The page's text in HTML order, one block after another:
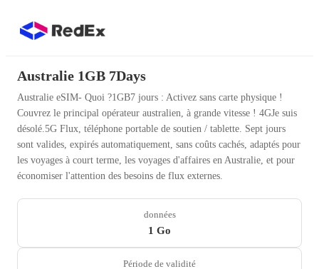
Australie 1GB 7Days
Australie eSIM- Quoi ?1GB7 jours : Activez sans carte physique !
Couvrez le principal opérateur australien, à grande vitesse ! 4GJe suis
désolé.5G Flux, téléphone portable de soutien / tablette. Sept jours
sont valides, expirés automatiquement, sans coûts cachés, adaptés pour
les voyages à court terme, les voyages d'affaires en Australie, et pour
économiser l'attention des besoins de flux externes.
données
1 Go
Période de validité